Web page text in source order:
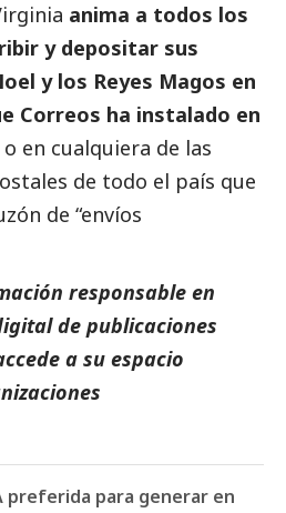
anima a todos los
y depositar sus
y los Reyes Magos en
Correos ha instalado en
o en cualquiera de las
de todo el país que
de “envíos
responsable en
de publicaciones
a su espacio
preferida para generar en